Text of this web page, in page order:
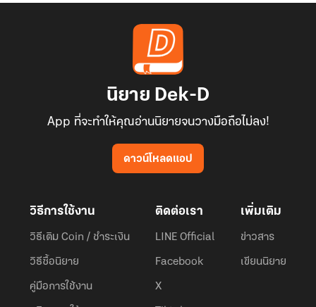
นิยาย Dek-D
App ที่จะทำให้คุณอ่านนิยายจนวางมือถือไม่ลง!
ดาวน์โหลดแอป
วิธีการใช้งาน
วิธีเติม Coin / ชำระเงิน
วิธีซื้อนิยาย
คู่มือการใช้งาน
ติดต่อเรา
LINE Official
Facebook
X
เพิ่มเติม
ข่าวสาร
เขียนนิยาย